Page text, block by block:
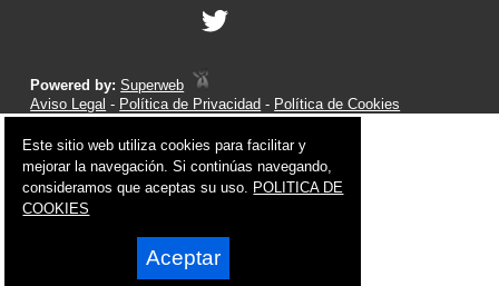
Powered by:Superweb
Aviso Legal - Política de Privacidad - Política de Cookies
Este sitio web utiliza cookies para facilitar y
mejorar la navegación. Si continúas navegando,
consideramos que aceptas su uso. POLITICA DE
COOKIES
Aceptar